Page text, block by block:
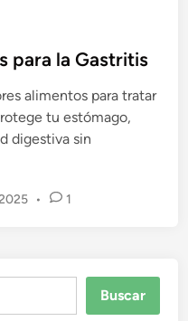
para la Gastritis
alimentos para tratar
tu estómago,
digestiva sin
• 1
Buscar